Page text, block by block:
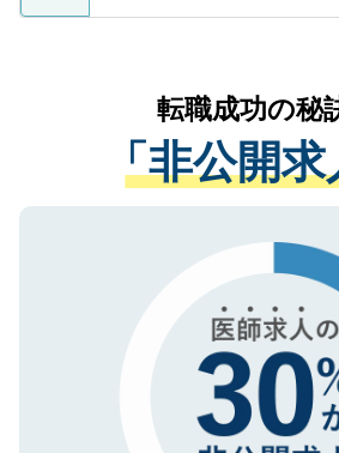
ているすべての個人デー
は、個人情報の取り扱い
管理基準を満たした事業
る、プライバシーマーク
ご登録いただいた個人情
で、機密保持に関しても
かがいして、現在の医療
経験をまじえながら、適
させていただきます。す
ない方には、長期的なサ
ので、まずはご登録くだ
転職成功の秘
「非公開求